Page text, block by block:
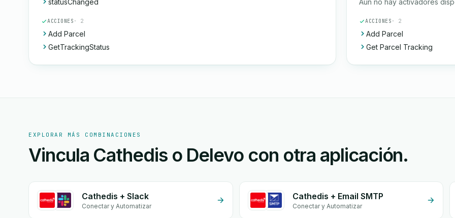
statusChanged
ACCIONES · 2
Add Parcel
GetTrackingStatus
Aún no hay activadores
ACCIONES · 2
Add Parcel
Get Parcel Tracking
EXPLORAR MÁS COMBINACIONES
Vincula Cathedis o Delevo con otra aplicación.
Cathedis + Slack
Conectar y Automatizar
Cathedis + Email SMTP
Conectar y Automatizar